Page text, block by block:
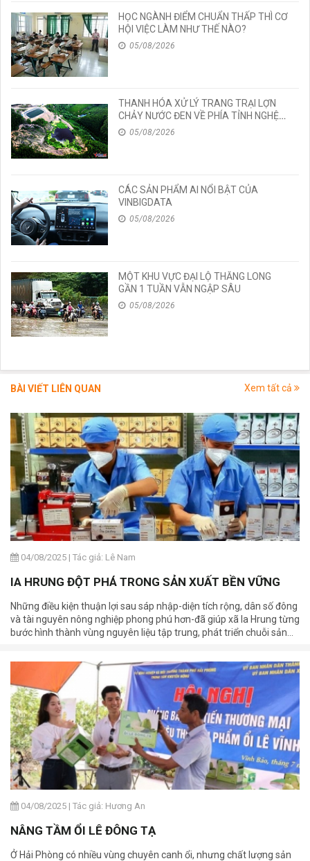
HỌC NGÀNH ĐIỂM CHUẨN THẤP THÌ CƠ
HỘI VIỆC LÀM NHƯ THẾ NÀO?
05/08/2026
THANH HÓA XỬ LÝ TRANG TRẠI LỢN
CHẢY NƯỚC ĐEN VỀ PHÍA TỈNH NGHỆ
AN05/08/2026
CÁC SẢN PHẨM AI NỔI BẬT CỦA
VINBIGDATA
05/08/2026
MỘT KHU VỰC ĐẠI LỘ THĂNG LONG
GẦN 1 TUẦN VẪN NGẬP SÂU
05/08/2026
BÀI VIẾT LIÊN QUAN Xem tất cả
04/08/2025 | Tác giả: Lê Nam
IA HRUNG ĐỘT PHÁ TRONG SẢN XUẤT BỀN VỮNG
Những điều kiện thuận lợi sau sáp nhập-diện tích rộng, dân số đông
và tài nguyên nông nghiệp phong phú hơn-đã giúp xã Ia Hrung từng
bước hình thành vùng nguyên liệu tập trung, phát triển chuỗi sản
04/08/2025 | Tác giả: Hương An
NÂNG TẦM ỔI LÊ ĐÔNG TẠ
Ở Hải Phòng có nhiều vùng chuyên canh ổi, nhưng chất lượng sản